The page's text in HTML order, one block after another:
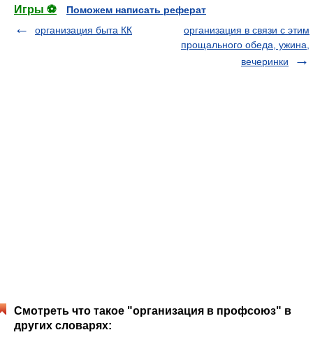
Игры ⚽
Поможем написать реферат
организация быта КК
организация в связи с этим
прощального обеда, ужина,
вечеринки
Смотреть что такое "организация в профсоюз" в
других словарях: